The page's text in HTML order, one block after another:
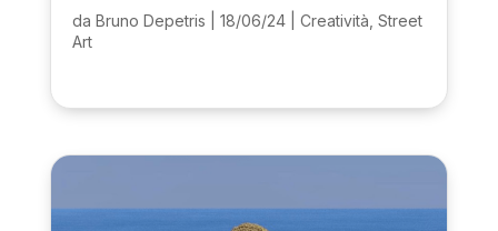
da Bruno Depetris 18/06/24| Creatività Street
Art